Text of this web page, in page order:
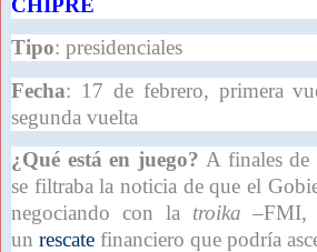
CHIPRE
Tipo: presidenciales
Fecha: 17 de febrero, primera
segunda vuelta
¿Qué está en juego? A finales
se filtraba la noticia de que el
negociando con la troika –FMI,
un rescate financiero que podría